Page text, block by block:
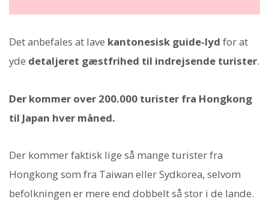
Det anbefales at lave kantonesisk guide-lyd for at
yde detaljeret gæstfrihed til indrejsende turister.
Der kommer over 200.000 turister fra Hongkong
til Japan hver måned.
Der kommer faktisk lige så mange turister fra
Hongkong som fra Taiwan eller Sydkorea, selvom
befolkningen er mere end dobbelt så stor i de lande.